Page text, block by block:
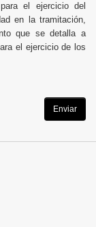
el ejercicio del
en la tramitación,
que se detalla a
el ejercicio de los